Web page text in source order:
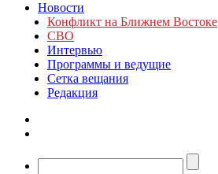
Новости
Конфликт на Ближнем Востоке
СВО
Интервью
Программы и ведущие
Сетка вещания
Редакция